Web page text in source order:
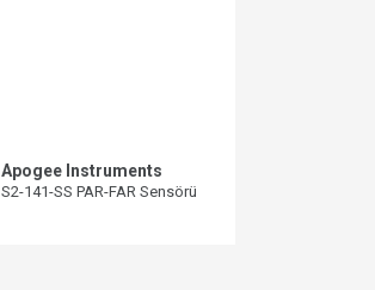
Apogee Instruments
S2-141-SS PAR-FAR Sensörü